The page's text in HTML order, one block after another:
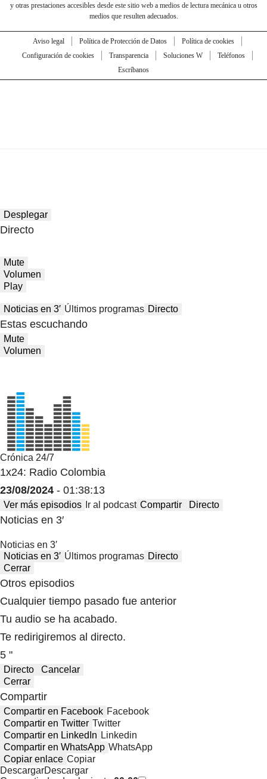
y otras prestaciones accesibles desde este sitio web a medios de lectura mecánica u otros
medios que resulten adecuados.
Aviso legal Política de Protección de Datos
Política de cookies
Configuración de cookies
Transparencia Soluciones W
Teléfonos
Escríbanos
Desplegar
Directo
Mute
Volumen
Play
Noticias en 3′ Últimos programas Directo
Estas escuchando
Mute
Volumen
Crónica 24/7
1x24: Radio Colombia
23/08/2024 - 01:38:13
Ver más episodios Ir al podcast Compartir Directo
Noticias en 3′
Noticias en 3′
Noticias en 3′ Últimos programas Directo
Cerrar
Otros episodios
Cualquier tiempo pasado fue anterior
Tu audio se ha acabado.
Te redirigiremos al directo.
5 "
Directo
Cancelar
Cerrar
Compartir
Compartir en Facebook Facebook
Compartir en Twitter Twitter
Compartir en LinkedIn Linkedin
Compartir en WhatsApp WhatsApp
Copiar enlace Copiar
DescargarDescargar